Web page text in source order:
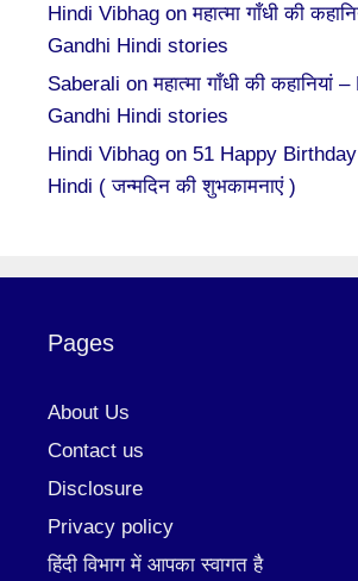
Hindi Vibhag onमहात्मा गाँधी की
Gandhi Hindi stories
Saberali onमहात्मा गाँधी की कहानियां
Gandhi Hindi stories
Hindi Vibhag on 51 Happy
Hindi ( जन्मदिन की शुभकामनाएं )
Pages
About Us
Contact us
Disclosure
Privacy policy
हिंदी विभाग में आपका स्वागत है